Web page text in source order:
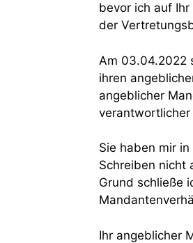
bevor ich auf
der
Am 03.04.2022
ihren
angeblicher
verantwortlicher
Sie haben mir
Schreiben nicht
Grund schließe
Ihr angeblicher